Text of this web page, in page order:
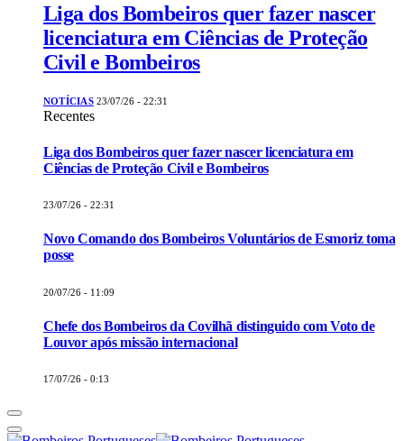
Liga dos Bombeiros quer fazer nascer
licenciatura em Ciências de Proteção
Civil e Bombeiros
NOTÍCIAS 23/07/26 - 22:31
Recentes
Liga dos Bombeiros quer fazer nascer licenciatura em
Ciências de Proteção Civil e Bombeiros
23/07/26 - 22:31
Novo Comando dos Bombeiros Voluntários de Esmoriz toma
posse
20/07/26 - 11:09
Chefe dos Bombeiros da Covilhã distinguido com Voto de
Louvor após missão internacional
17/07/26 - 0:13